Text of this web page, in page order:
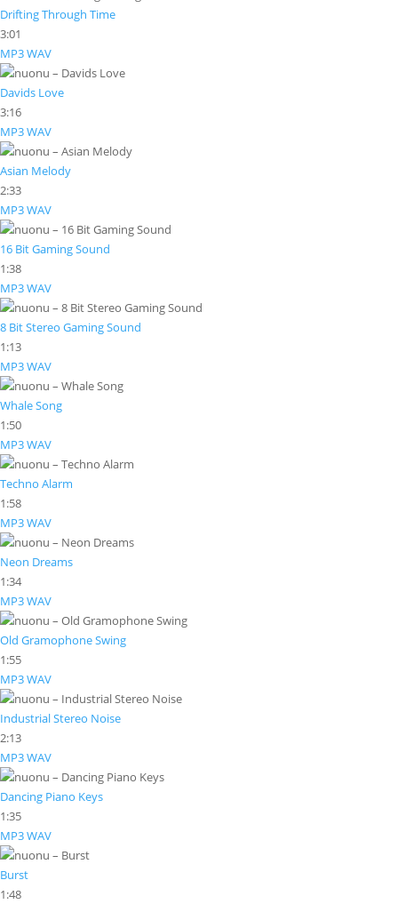
Drifting Through Time
3:01
MP3WAV
Davids Love
3:16
MP3WAV
Asian Melody
2:33
MP3WAV
16 Bit Gaming Sound
1:38
MP3WAV
8 Bit Stereo Gaming Sound
1:13
MP3WAV
Whale Song
1:50
MP3WAV
Techno Alarm
1:58
MP3WAV
Neon Dreams
1:34
MP3WAV
Old Gramophone Swing
1:55
MP3WAV
Industrial Stereo Noise
2:13
MP3WAV
Dancing Piano Keys
1:35
MP3WAV
Burst
1:48